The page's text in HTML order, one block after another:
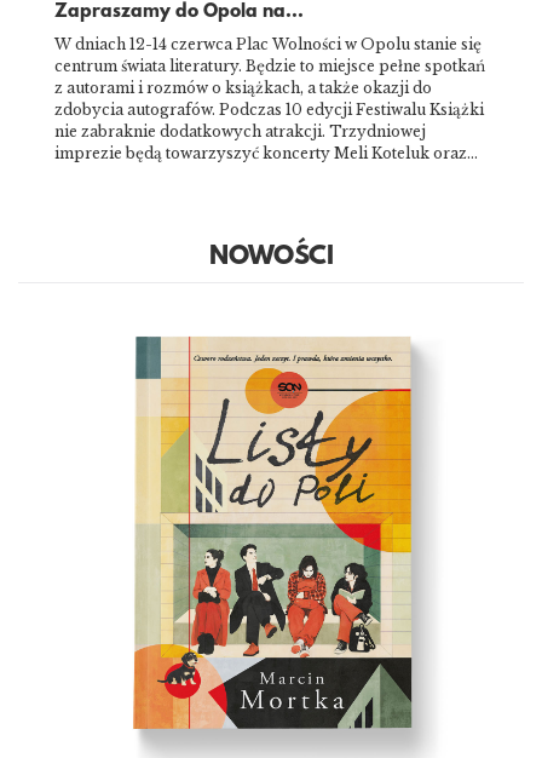
Zapraszamy do Opola na...
W dniach 12-14 czerwca Plac Wolności w Opolu stanie się
centrum świata literatury. Będzie to miejsce pełne spotkań
z autorami i rozmów o książkach, a także okazji do
zdobycia autografów. Podczas 10 edycji Festiwalu Książki
nie zabraknie dodatkowych atrakcji. Trzydniowej
imprezie będą towarzyszyć koncerty Meli Koteluk oraz…
NOWOŚCI